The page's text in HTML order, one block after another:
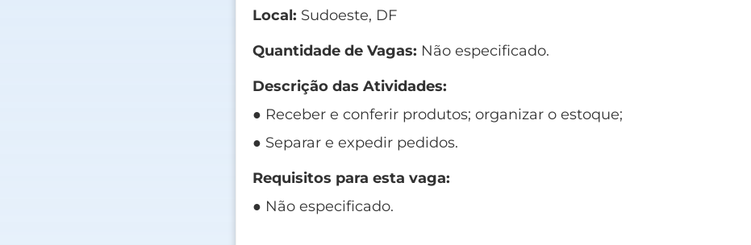
Local: Sudoeste, DF
Quantidade de Vagas: Não especificado.
Descrição das Atividades:
● Receber e conferir produtos; organizar o estoque;
● Separar e expedir pedidos.
Requisitos para esta vaga:
● Não especificado.